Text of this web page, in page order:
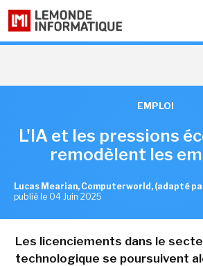
EMPLOI
L'IA et les pressions
remodèlent les
Lucas Mearian, Computerworld, (adapté
publié le 04 Juin 2025
Les licenciements dans le
technologique se poursuivent